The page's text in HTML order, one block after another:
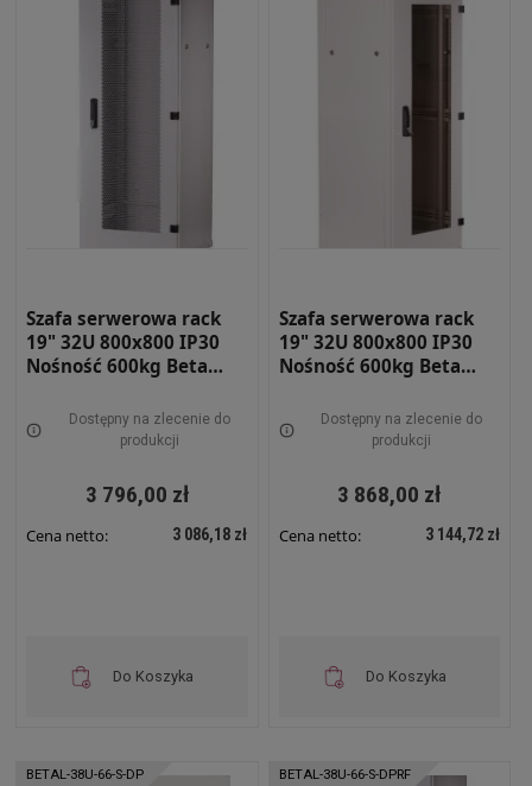
Szafa serwerowa rack
19" 32U 800x800 IP30
Nośność 600kg Beta
PERFOROWANE SZARA
BETAL-32U-88-S-DPRF
Dostępny na zlecenie do
produkcji
3 796,00 zł
Cena netto: 3 086,18 zł
Do Koszyka
Szafa serwerowa rack
19" 32U 800x800 IP30
Nośność 600kg Beta
SZARA BETAL-32U-88-S-
DS
Dostępny na zlecenie do
produkcji
3 868,00 zł
Cena netto: 3 144,72 zł
Do Koszyka
BETAL-38U-66-S-DP BETAL-38U-66-S-DPRF